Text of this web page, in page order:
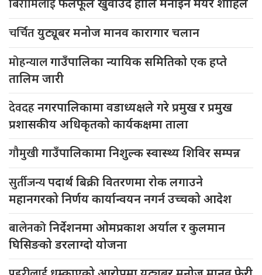
बिरामिलाईफलफूल खुवाउदै होलि मनाइन मेयर शाहिले
चर्चितयुट्यूबर मनोज मानव कारागार चलान
मोहन्यालगाउँपालिका न्यायिक समितिको एक हप्ते
तालिम जारी
देवदहनगरपालिकामा वडाध्यक्षले गरे प्रमुख र प्रमुख
प्रशासकीय अधिकृतको कार्यकक्षमा ताला
गौमुखीगाउँपालिकामा निशुल्क स्वास्थ्य शिविर सम्पन्न
सुर्तीजन्यपदार्थ बिक्री वितरणमा रोक लगाउने
महानगरको निर्णय कार्यान्वयन नगर्न उच्चको आदेश
बालेनकोनिर्देशनमा ओमप्रकाश अर्याल र कुलमान
घिसिङको डरलाग्दो योजना